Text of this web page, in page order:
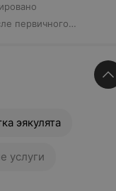
первичного
эякулята
услуги